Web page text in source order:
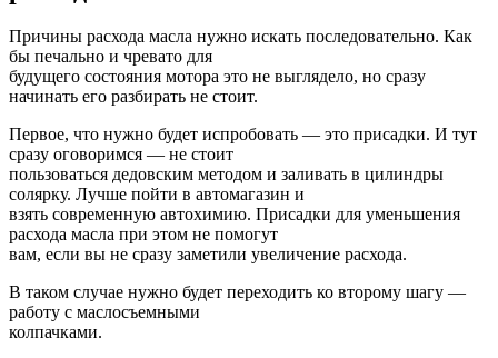
Причины расхода масла нужно искать последовательно. Как
бы печально и чревато для
будущего состояния мотора это не выглядело, но сразу
начинать его разбирать не стоит.
Первое, что нужно будет испробовать — это присадки. И тут
сразу оговоримся — не стоит
пользоваться дедовским методом и заливать в цилиндры
солярку. Лучше пойти в автомагазин и
взять современную автохимию. Присадки для уменьшения
расхода масла при этом не помогут
вам, если вы не сразу заметили увеличение расхода.
В таком случае нужно будет переходить ко второму шагу —
работу с маслосъемными
колпачками.